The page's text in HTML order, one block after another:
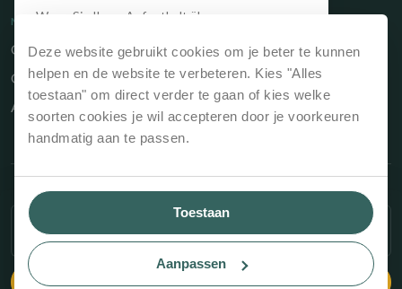
Deze website gebruikt cookies om je beter te kunnen
helpen en de website te verbeteren. Kies "Alles
toestaan" om direct verder te gaan of kies welke
soorten cookies je wil accepteren door je voorkeuren
handmatig aan te passen.
Toestaan
Aanpassen
Wenn Sie Ihren Aufenthalt über unsere
direkt an der Rezeption buchen, ist das immer
der günstigste Weg. Wir garantieren den
besten Preis und den besten Service.
Bestpreisgarantie, immer der günstigste
Preis
Die Möglichkeit günstige Arrangements zu
UNTERKUNFT WÄHLEN ZEITRAUM WÄHLEN
VERFÜGBARKEIT PRÜFEN
NÜTZLICHE LINKS
Owners Portal
Geschenkgutschein
Allgemeine Geschäftsbedingungen
Copyright © 2026 Kloeg Collection
Allgemeine Geschäftsbedingungen
Website: Recranet